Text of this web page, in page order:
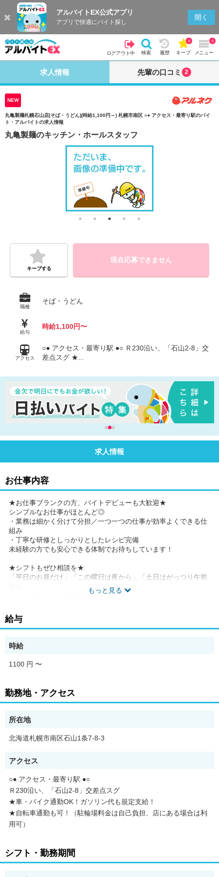
アルバイトEX公式アプリ
アプリで快適にバイト探し
開く
ログアウト中 検索 履歴 キープ
0
メニュー
0
検索 履歴
求人情報 先輩の口コミ 2
NEW
丸亀製麺札幌石山店[そば・うどん](時給1,100円～) 札幌市南区 ○● アクセス・最寄り駅のバイ
ト・アルバイトの求人情報
丸亀製麺のキッチン・ホールスタッフ
キープする
現在応募できません
職種
そば・うどん
給与
時給1,100円〜
アクセス
○● アクセス・最寄り駅 ●○ Ｒ230沿い、「石山2-8」交
差点スグ ★...
求人情報
お仕事内容
もっと見る
★お仕事ブランクの方、バイトデビューも大歓迎★
シンプルなお仕事がほとんど◎
・業務は細かく分けて分担／一つ一つの仕事が効率よくできる仕
組み
・丁寧な研修としっかりとしたレシピ完備
未経験の方でも安心できる体制でお待ちしています！
★シフトもぜひ相談を★
「平日のお昼だけ」「この曜日は夜から」「土日はがっつり午前
そんな働き方も大歓迎です◎
さい！
履歴書は不要なので、準備の時間も不要です。
まずは面接でお会いできるのを楽しみにしています！
☆☆☆丸亀製麺の【3つの推しポイント】
★「扶養内で働きたい」「夕飯準備まで」「ガッツリ稼ぎたい」
など
★週2日～、1日2h～OK！平日・土日のみ、土日祝休みなど、希
望は最大限考慮します。
★1週間毎の希望シフト制！
★給与は1分単位で計算！頑張った分はしっかり還元。
2. スタッフ想いの嬉しい待遇が満載！
従業員のお子さまへ食事を無償提供！（※詳細待遇欄）
★1食120円で800円分食べられるまかない有！
★交通費月5万円まで支給。
★制服貸与（無償）
3.幅広い年代が活躍！温かい協力体制！
が活躍中！
学生さん、パート主婦（夫）さん、フリーターさん、中高年の方
まで、
給与
時給
1100 円 〜
勤務地・アクセス
所在地
北海道札幌市南区石山1条7-8-3
アクセス
○● アクセス・最寄り駅 ●○
Ｒ230沿い、「石山2-8」交差点スグ
★車・バイク通勤OK！ガソリン代も規定支給！
★自転車通勤も可！（駐輪場料金は自己負担、店にある場合は利
用可）
シフト・勤務期間